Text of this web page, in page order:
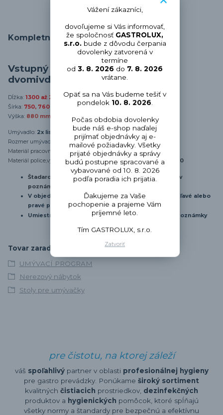
Kompletné špecifikácie
Vstupný predumývací stôl s
dvomivdrezmi VS-3 R
Dĺžka: 1300 až 2800 mm(potrebnú dĺžku si zvoľte pri nákupe)
Šírka: 750, 760 mm
(potrebnú šírku/hĺbku/ si zvoľte pri nákupe)
Výška: 880 mm
Umývadlo: 2x lisovaný drez
Rozmer umývadla:
500x400x250mm
Materiál pracovnej dosky: nerez AISI304
Materiál police,výstuhy,dvierka,krytovanie,zásuvky:nerez AISI430
Štadardne so zadným lemom (bez lemu upozorniť v
poznámke objednávky)
V objeddnávke do poznámky je nutné špecifikovať ľavé alebo
pravé prevedenie
Umiestnenie drezu podľa špecifikácie napíšte do poznámky
Tovar zaradený v kategóriách
UMÝVACÍ PROGRAM
Nerezový nábytok
Stoly pre umývačky
pre čistotu, na ktorej záleží
váš spoľahlivý partner v oblasti profesionálnej hygieny
pre gastro prevádzky. Ponúkame široký sortiment
kvalitných čistiacich prostriedkov, dezinfekčných
produktov a hygienických pomôcok, ktoré spĺňajú
všetky normy a štandardy pre bezpečnú a efektívnu
Vážení zákazníci,
dovoľujeme si Vás informovať,
že spoločnosť GASTROLUX,
s.r.o.bude z dôvodu čerpania
dovolenky zatvorená v
termíne
od3. 8. 2026 do 7. 8. 2026
vrátane.
Opäť sa na Vás budeme tešiť v
pondelok 10. 8. 2026.
Počas obdobia dovolenky
bude náš e-shop naďalej
prijímať objednávky aj e-
mailové požiadavky. Všetky
prijaté objednávky a správy
budú postupne spracované a
vybavované od 10. 8. 2026
podľa poradia ich prijatia.
Ďakujeme za Vaše
pochopenie a prajeme Vám
príjemné leto.
Tím GASTROLUX, s.r.o.
Zatvoriť